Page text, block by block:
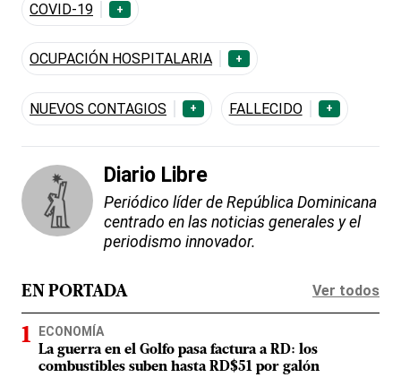
COVID-19
+
OCUPACIÓN HOSPITALARIA +
NUEVOS CONTAGIOS + FALLECIDO +
Diario Libre
Periódico líder de República Dominicana
centrado en las noticias generales y el
periodismo innovador.
EN PORTADA Ver todos
ECONOMÍA
La guerra en el Golfo pasa factura a RD: los
combustibles suben hasta RD$51 por galón